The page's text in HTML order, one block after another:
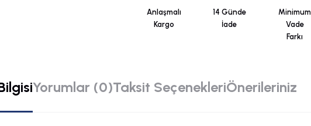
Anlaşmalı
Kargo
14 Günde
İade
Minimum
Vade
Farkı
Yorumlar (0)Taksit SeçenekleriÖnerileriniz